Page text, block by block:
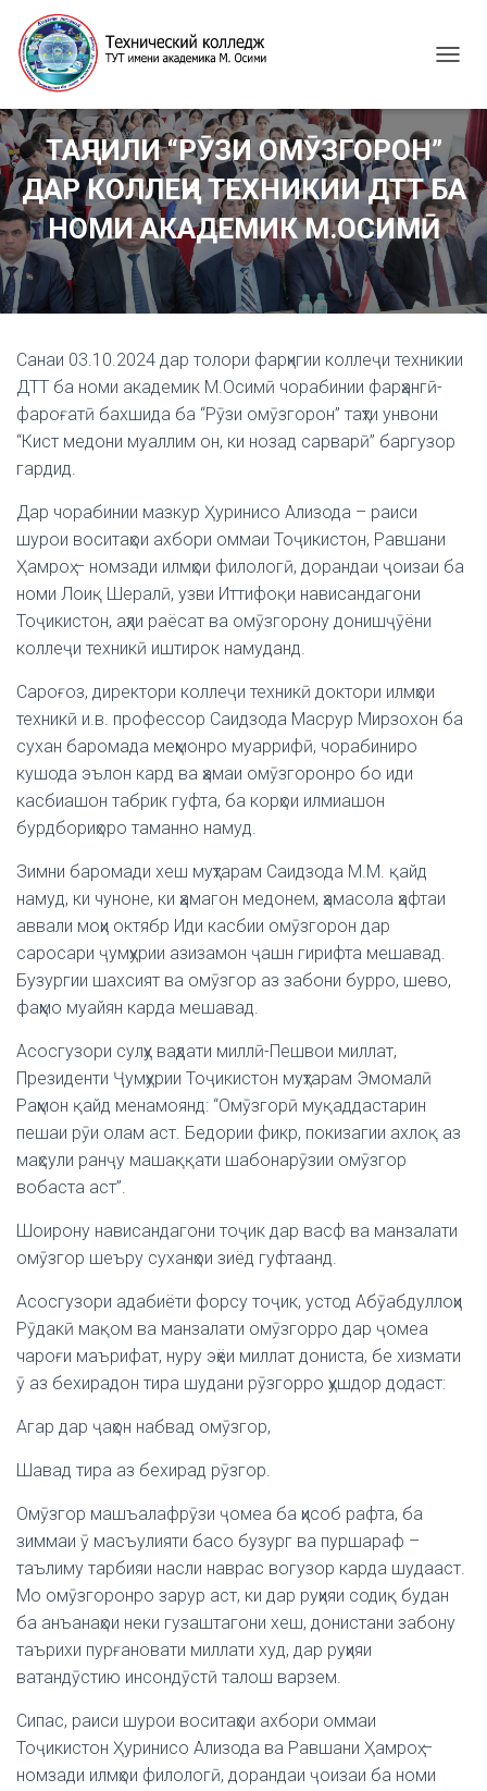
G
L
E
N
A
V
I
G
A
O
ТАҶЛИЛИ “РӮЗИ ОМӮЗГОРОН”
ДАР КОЛЛЕҶИ ТЕХНИКИИ ДТТ БА
НОМИ АКАДЕМИК М.ОСИМӢ
Санаи 03.10.2024 дар толори фарҳнгии коллеҷи техникии
ДТТ ба номи академик М.Осимӣ чорабинии фарҳангӣ-
фароғатӣ бахшида ба “Рӯзи омӯзгорон” таҳти унвони
“Кист медони муаллим он, ки нозад сарварӣ” баргузор
гардид.
Дар чорабинии мазкур Ҳуринисо Ализода – раиси
шурои воситаҳои ахбори оммаи Тоҷикистон, Равшани
Ҳамроҳ – номзади илмҳои филологӣ, дорандаи ҷоизаи ба
номи Лоиқ Шералӣ, узви Иттифоқи нависандагони
Тоҷикистон, аҳли раёсат ва омӯзгорону донишҷӯёни
коллеҷи техникӣ иштирок намуданд.
Сароғоз, директори коллеҷи техникӣ доктори илмҳои
техникӣ и.в. профессор Саидзода Масрур Мирзохон ба
сухан баромада меҳмонро муаррифӣ, чорабиниро
кушода эълон кард ва ҳамаи омӯзгоронро бо иди
касбиашон табрик гуфта, ба корҳои илмиашон
бурдбориҳоро таманно намуд.
Зимни баромади хеш муҳтарам Саидзода М.М. қайд
намуд, ки чуноне, ки ҳамагон медонем, ҳамасола ҳафтаи
аввали моҳи октябр Иди касбии омӯзгорон дар
саросари ҷумҳурии азизамон ҷашн гирифта мешавад.
Бузургии шахсият ва омӯзгор аз забони бурро, шево,
фаҳмо муайян карда мешавад.
Асосгузори сулҳу ваҳдати миллӣ-Пешвои миллат,
Президенти Ҷумҳурии Тоҷикистон муҳтарам Эмомалӣ
Раҳмон қайд менамоянд: “Омӯзгорӣ муқаддастарин
пешаи рӯи олам аст. Бедории фикр, покизагии ахлоқ аз
маҳсули ранҷу машаққати шабонарӯзии омӯзгор
вобаста аст”.
Шоирону нависандагони тоҷик дар васф ва манзалати
омӯзгор шеъру суханҳои зиёд гуфтаанд.
Асосгузори адабиёти форсу тоҷик, устод Абӯабдуллоҳи
Рӯдакӣ мақом ва манзалати омӯзгорро дар ҷомеа
чароғи маърифат, нуру эҳёи миллат дониста, бе хизмати
ӯ аз бехирадон тира шудани рӯзгорро ҳушдор додаст:
Агар дар ҷаҳон набвад омӯзгор,
Шавад тира аз бехирад рӯзгор.
Омӯзгор машъалафрӯзи ҷомеа ба ҳисоб рафта, ба
зиммаи ӯ масъулияти басо бузург ва пуршараф –
таълиму тарбияи насли наврас вогузор карда шудааст.
Мо омӯзгоронро зарур аст, ки дар руҳияи содиқ будан
ба анъанаҳои неки гузаштагони хеш, донистани забону
таърихи пурғановати миллати худ, дар руҳияи
ватандӯстию инсондӯстӣ талош варзем.
Сипас, раиси шурои воситаҳои ахбори оммаи
Тоҷикистон Ҳуринисо Ализода ва Равшани Ҳамроҳ –
номзади илмҳои филологӣ, дорандаи ҷоизаи ба номи